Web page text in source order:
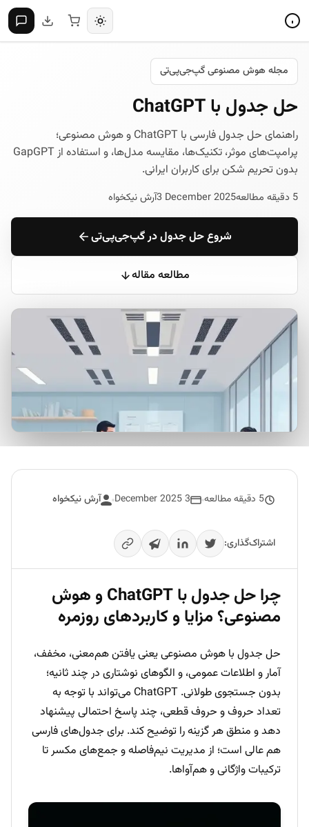
مجله هوش مصنوعی گپ‌جی‌پی‌تی
حل جدول با ChatGPT
راهنمای حل جدول فارسی با ChatGPT و هوش مصنوعی؛
پرامپت‌های موثر، تکنیک‌ها، مقایسه مدل‌ها، و استفاده از GapGPT
بدون تحریم شکن برای کاربران ایرانی.
5 دقیقه مطالعه 3 December 2025آرش نیکخواه
شروع حل جدول در گپ‌جی‌پی‌تی
مطالعه مقاله
5 دقیقه مطالعه 3 December 2025 آرش نیکخواه
اشتراک‌گذاری:
چرا حل جدول با ChatGPT و هوش
مصنوعی؟ مزایا و کاربردهای روزمره
حل جدول با هوش مصنوعی یعنی یافتن هم‌معنی، مخفف،
آمار و اطلاعات عمومی، و الگوهای نوشتاری در چند ثانیه؛
بدون جستجوی طولانی. ChatGPT می‌تواند با توجه به
تعداد حروف و حروف قطعی، چند پاسخ احتمالی پیشنهاد
دهد و منطق هر گزینه را توضیح کند. برای جدول‌های فارسی
هم عالی است؛ از مدیریت نیم‌فاصله و جمع‌های مکسر تا
ترکیبات واژگانی و هم‌آواها.